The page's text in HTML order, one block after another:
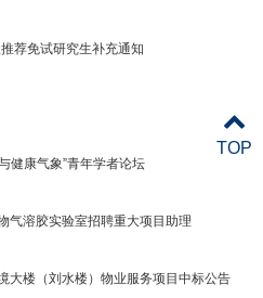
荐免试研究生补充通知
健康气象”青年学者论坛
气溶胶实验室招聘重大项目助理
大楼（刘水楼）物业服务项目中标公告
TOP